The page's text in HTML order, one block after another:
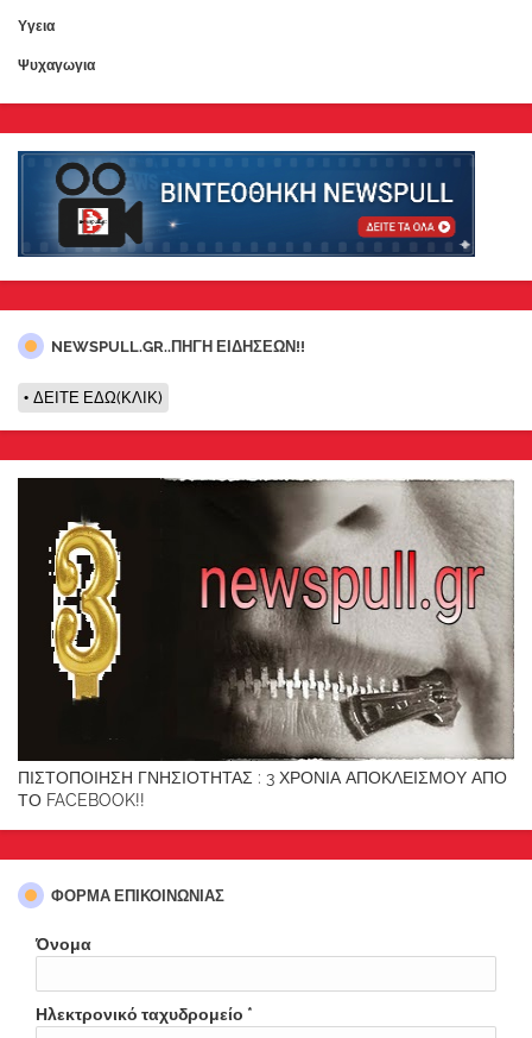
Υγεια
Ψυχαγωγια
NEWSPULL.GR..ΠΗΓΗ ΕΙΔΗΣΕΩΝ!!
ΔΕΙΤΕ ΕΔΩ(ΚΛΙΚ)
ΠΙΣΤΟΠΟΙΗΣΗ ΓΝΗΣΙΟΤΗΤΑΣ : 3 ΧΡΟΝΙΑ ΑΠΟΚΛΕΙΣΜΟΥ ΑΠΟ
ΤΟ FACEBOOK!!
ΦΌΡΜΑ ΕΠΙΚΟΙΝΩΝΊΑΣ
Όνομα
Ηλεκτρονικό ταχυδρομείο *